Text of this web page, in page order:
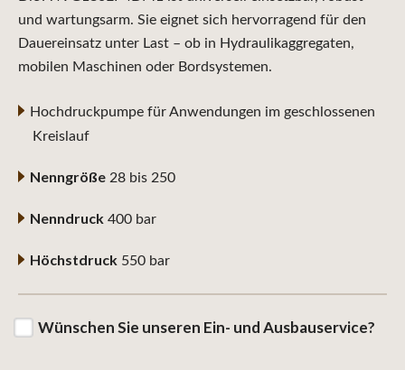
und wartungsarm. Sie eignet sich hervorragend für den
Dauereinsatz unter Last – ob in Hydraulikaggregaten,
mobilen Maschinen oder Bordsystemen.
Hochdruckpumpe für Anwendungen im geschlossenen
Kreislauf
Nenngröße 28 bis 250
Nenndruck 400 bar
Höchstdruck 550 bar
Wünschen Sie unseren Ein- und Ausbauservice?